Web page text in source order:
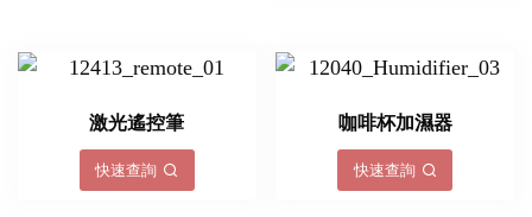
激光遙控筆
快速查詢
咖啡杯加濕器
快速查詢